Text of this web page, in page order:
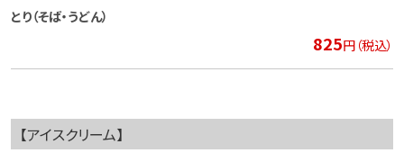
とり（そば・うどん）
825円（税込）
【アイスクリーム】